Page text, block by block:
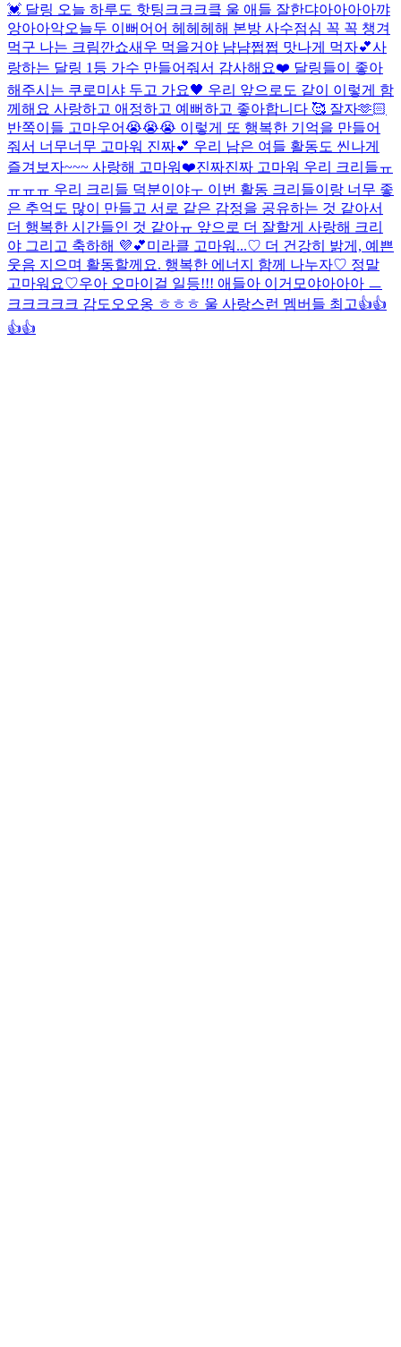
💓 달링 오늘 하루도 핫팅 크크크킄 울 애들 잘한댜아아아아꺄
앙아아악오늘두 이뻐어어 헤헤헤해 본방 사수점심 꼭 꼭 챙겨
먹구 나는 크림깐쇼새우 먹을거야 냠냠쩝쩝 맛나게 먹자💕사
랑하는 달링 1등 가수 만들어줘서 감사해요❤️ 달링들이 좋아
해주시는 쿠로미샤 두고 가요🖤 우리 앞으로도 같이 이렇게 함
께해요 사랑하고 애정하고 예뻐하고 좋아합니다 🥰 잘자🫶🏻
반쪽이들 고마우어😭😭😭 이렇게 또 행복한 기억을 만들어
줘서 너무너무 고마워 진짜💕 우리 남은 여들 활동도 씬나게
즐겨보자~~~ 사랑해 고마워❤️진짜진짜 고마워 우리 크리들ㅠ
ㅠㅠㅠ 우리 크리들 덕분이야ㅜ 이번 활동 크리들이랑 너무 좋
은 추억도 많이 만들고 서로 같은 감정을 공유하는 것 같아서
더 행복한 시간들인 것 같아ㅠ 앞으로 더 잘할게 사랑해 크리
야 그리고 축하해 💜💕미라클 고마워...♡ 더 건강히 밝게, 예쁜
웃음 지으며 활동할께요. 행복한 에너지 함께 나누자♡ 정말
고마워요♡우아 오마이걸 일등!!! 애들아 이거모야아아아 ㅡ
크크크크크 감도오오옹 ㅎㅎㅎ 울 사랑스런 멤버들 최고👍👍
👍👍